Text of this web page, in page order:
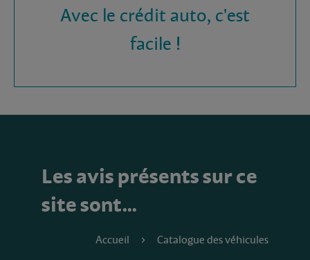
Avec le crédit auto, c'est
facile !
Les avis présents sur ce
site sont…
Accueil Catalogue des véhicules